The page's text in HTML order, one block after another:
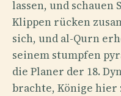
lassen, und schauen
Klippen rücken
sich, und al-Qurn
seinem stumpfen
die Planer der 18.
brachte, Könige hier